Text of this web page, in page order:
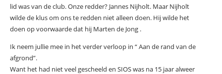
lid was van de club. Onze redder? Jannes Nijholt. Maar Nijholt
wilde de klus om ons te redden niet alleen doen. Hij wilde het
doen op voorwaarde dat hij Marten de Jong .
Ik neem jullie mee in het verder verloop in “ Aan de rand van de
afgrond”.
Want het had niet veel gescheeld en SIOS was na 15 jaar alweer